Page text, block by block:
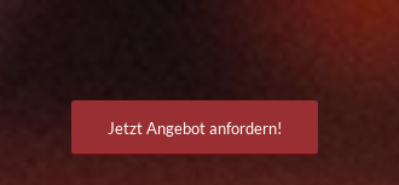
Jetzt Angebot anfordern!